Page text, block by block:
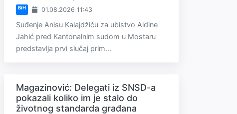
BiH 01.08.2026 11:43
Suđenje Anisu Kalajdžiću za ubistvo Aldine
Jahić pred Kantonalnim sudom u Mostaru
predstavlja prvi slučaj prim...
Magazinović: Delegati iz SNSD-a
pokazali koliko im je stalo do
životnog standarda građana